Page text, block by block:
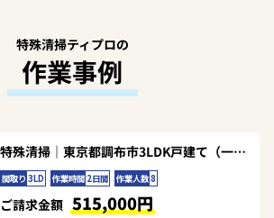
特殊清掃ティプロの
作業事例
特殊清掃｜東京都調布市3LDK戸建て（一軒家）Ｏ.Ｈ様の作業事例
間取り 3LD 作業時間 2日間 作業人数8
ご請求金額 515,000円